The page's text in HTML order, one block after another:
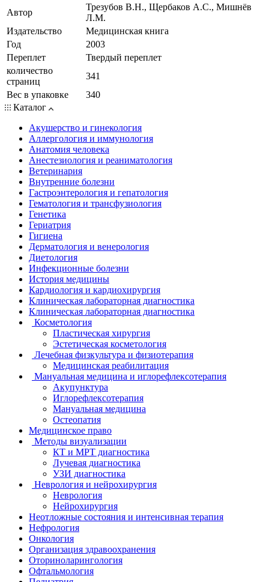
Автор
Трезубов В.Н., Щербаков А.С., Мишнёв
Л.М.
Издательство
Медицинская книга
Год
2003
Переплет
Твердый переплет
количество
страниц
341
Вес в упаковке
340
Каталог
Акушерство и гинекология
Аллергология и иммунология
Анатомия человека
Анестезиология и реаниматология
Ветеринария
Внутренние болезни
Гастроэнтерология и гепатология
Гематология и трансфузиология
Генетика
Гериатрия
Гигиена
Дерматология и венерология
Диетология
Инфекционные болезни
История медицины
Кардиология и кардиохирургия
Клиническая лабораторная диагностика
Клиническая лабораторная диагностика
Косметология
Пластическая хирургия
Эстетическая косметология
Лечебная физкультура и физиотерапия
Медицинская реабилитация
Мануальная медицина и иглорефлексотерапия
Акупунктура
Иглорефлексотерапия
Мануальная медицина
Остеопатия
Медицинское право
Методы визуализации
КТ и МРТ диагностика
Лучевая диагностика
УЗИ диагностика
Неврология и нейрохирургия
Неврология
Нейрохирургия
Неотложные состояния и интенсивная терапия
Нефрология
Онкология
Организация здравоохранения
Оториноларингология
Офтальмология